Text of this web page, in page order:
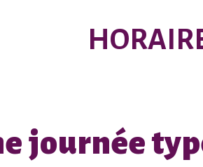
journée